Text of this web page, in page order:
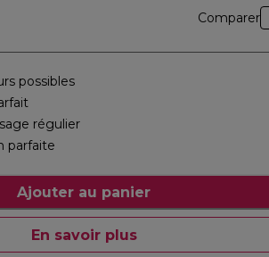
Comparer
possibles
régulier
parfaite
Ajouter au panier
En savoir plus